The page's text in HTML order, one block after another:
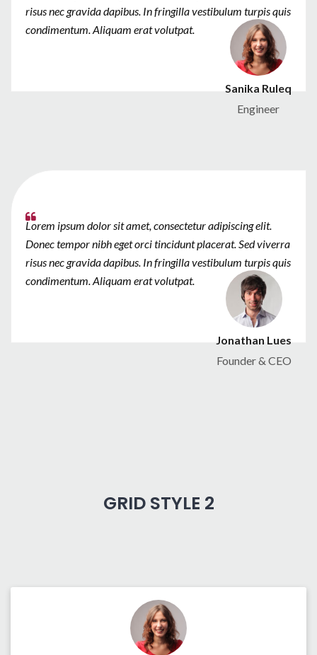
risus nec gravida dapibus. In fringilla vestibulum turpis quis
condimentum. Aliquam erat volutpat.
Sanika Ruleq
Engineer
Lorem ipsum dolor sit amet, consectetur adipiscing elit.
Donec tempor nibh eget orci tincidunt placerat. Sed viverra
risus nec gravida dapibus. In fringilla vestibulum turpis quis
condimentum. Aliquam erat volutpat.
Jonathan Lues
Founder & CEO
GRID STYLE 2